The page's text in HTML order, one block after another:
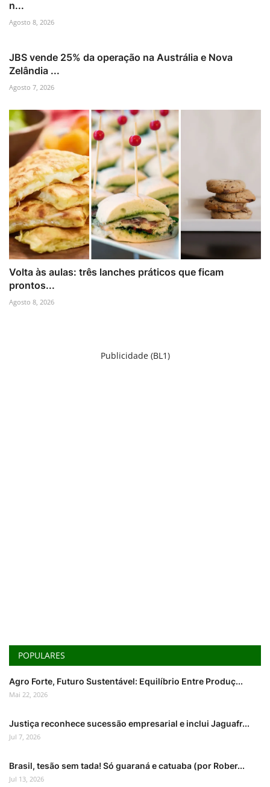
n...
Agosto 8, 2026
JBS vende 25% da operação na Austrália e Nova
Zelândia ...
Agosto 7, 2026
Volta às aulas: três lanches práticos que ficam
prontos...
Agosto 8, 2026
Publicidade (BL1)
POPULARES
Agro Forte, Futuro Sustentável: Equilíbrio Entre Produç...
Mai 22, 2026
Justiça reconhece sucessão empresarial e inclui Jaguafr...
Jul 7, 2026
Brasil, tesão sem tada! Só guaraná e catuaba (por Rober...
Jul 13, 2026